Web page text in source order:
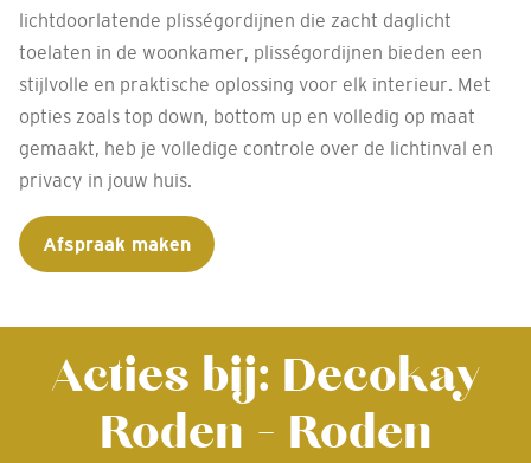
lichtdoorlatende plisségordijnen die zacht daglicht
toelaten in de woonkamer, plisségordijnen bieden een
stijlvolle en praktische oplossing voor elk interieur. Met
opties zoals top down, bottom up en volledig op maat
gemaakt, heb je volledige controle over de lichtinval en
privacy in jouw huis.
Afspraak maken
Acties bij: Decokay
Roden - Roden